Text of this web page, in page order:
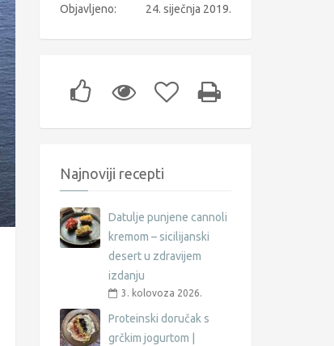
Objavljeno: 24. siječnja 2019.
Najnoviji recepti
Datulje punjene cannoli
kremom – sicilijanski
desert u zdravijem
izdanju
3. kolovoza 2026.
Proteinski doručak s
grčkim jogurtom |